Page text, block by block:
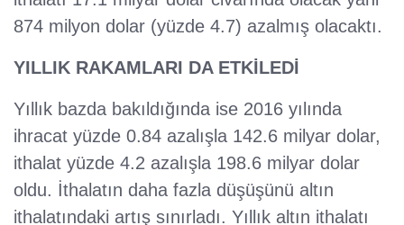
874 milyon dolar (yüzde 4.7) azalmış olacaktı.
YILLIK RAKAMLARI DA ETKİLEDİ
Yıllık bazda bakıldığında ise 2016 yılında
ihracat yüzde 0.84 azalışla 142.6 milyar dolar,
ithalat yüzde 4.2 azalışla 198.6 milyar dolar
oldu. İthalatın daha fazla düşüşünü altın
ithalatındaki artış sınırladı. Yıllık altın ithalatı